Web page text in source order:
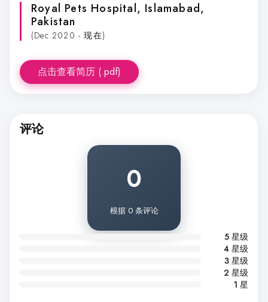
Royal Pets Hospital, Islamabad,
Pakistan
(Dec 2020 - 现在)
点击查看简历 (.pdf)
评论
0
根据 0 条评论
5 星级
4 星级
3 星级
2 星级
1 星